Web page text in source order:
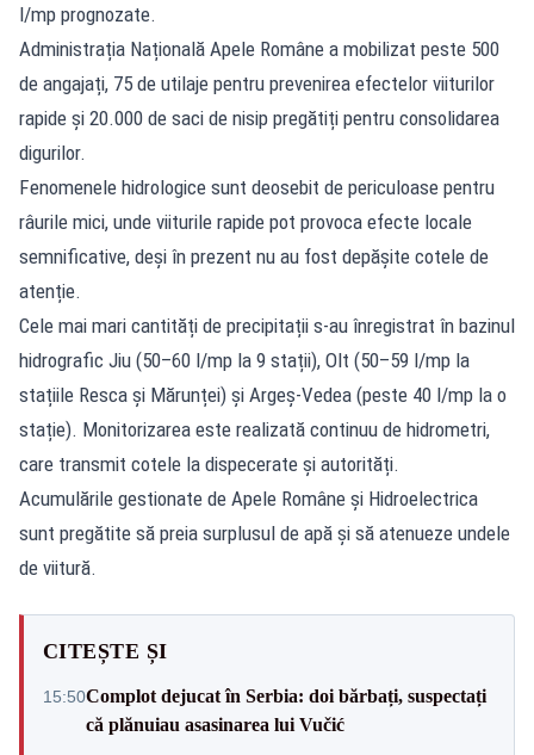
l/mp prognozate.
Administrația Națională Apele Române a mobilizat peste 500
de angajați, 75 de utilaje pentru prevenirea efectelor viiturilor
rapide și 20.000 de saci de nisip pregătiți pentru consolidarea
digurilor.
Fenomenele hidrologice sunt deosebit de periculoase pentru
râurile mici, unde viiturile rapide pot provoca efecte locale
semnificative, deși în prezent nu au fost depășite cotele de
atenție.
Cele mai mari cantități de precipitații s-au înregistrat în bazinul
hidrografic Jiu (50–60 l/mp la 9 stații), Olt (50–59 l/mp la
stațiile Resca și Mărunței) și Argeș-Vedea (peste 40 l/mp la o
stație). Monitorizarea este realizată continuu de hidrometri,
care transmit cotele la dispecerate și autorități.
Acumulările gestionate de Apele Române și Hidroelectrica
sunt pregătite să preia surplusul de apă și să atenueze undele
de viitură.
CITEȘTE ȘI
15:50Complot dejucat în Serbia: doi bărbați, suspectați
că plănuiau asasinarea lui Vučić